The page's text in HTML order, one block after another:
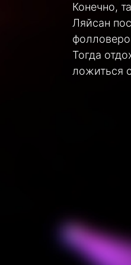
Конечно,
Ляйсан
Тогда
ложиться